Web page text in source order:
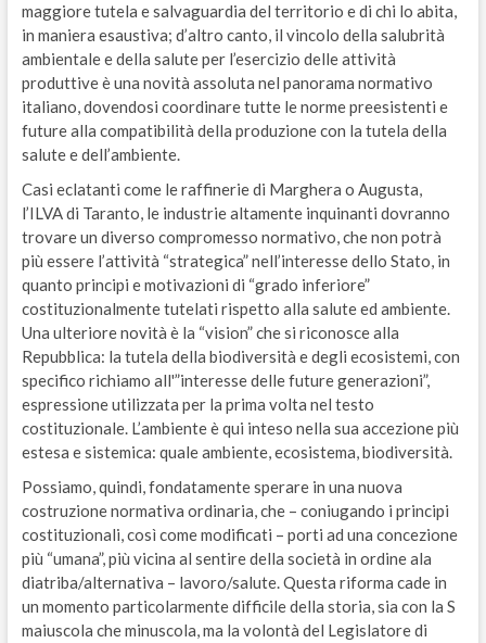
maggiore tutela e salvaguardia del territorio e di chi lo abita,
in maniera esaustiva; d’altro canto, il vincolo della salubrità
ambientale e della salute per l’esercizio delle attività
produttive è una novità assoluta nel panorama normativo
italiano, dovendosi coordinare tutte le norme preesistenti e
future alla compatibilità della produzione con la tutela della
salute e dell’ambiente.
Casi eclatanti come le raffinerie di Marghera o Augusta,
l’ILVA di Taranto, le industrie altamente inquinanti dovranno
trovare un diverso compromesso normativo, che non potrà
più essere l’attività “strategica” nell’interesse dello Stato, in
quanto principi e motivazioni di “grado inferiore”
costituzionalmente tutelati rispetto alla salute ed ambiente.
Una ulteriore novità è la “vision” che si riconosce alla
Repubblica: la tutela della biodiversità e degli ecosistemi, con
specifico richiamo all'”interesse delle future generazioni”,
espressione utilizzata per la prima volta nel testo
costituzionale. L’ambiente è qui inteso nella sua accezione più
estesa e sistemica: quale ambiente, ecosistema, biodiversità.
Possiamo, quindi, fondatamente sperare in una nuova
costruzione normativa ordinaria, che – coniugando i principi
costituzionali, così come modificati – porti ad una concezione
più “umana”, più vicina al sentire della società in ordine ala
diatriba/alternativa – lavoro/salute. Questa riforma cade in
un momento particolarmente difficile della storia, sia con la S
maiuscola che minuscola, ma la volontà del Legislatore di